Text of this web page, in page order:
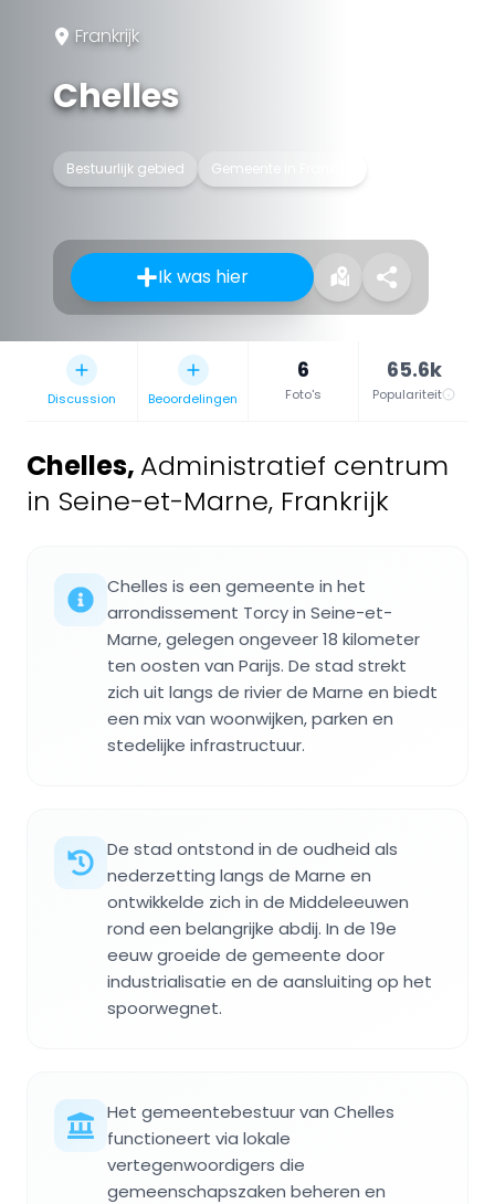
Frankrijk
Chelles
Bestuurlijk gebied Gemeente in Frankrijk
Ik was hier
Discussion Beoordelingen
6
Foto's
65.6k
Populariteit
Chelles, Administratief centrum
in Seine-et-Marne, Frankrijk
Chelles is een gemeente in het
arrondissement Torcy in Seine-et-
Marne, gelegen ongeveer 18 kilometer
ten oosten van Parijs. De stad strekt
zich uit langs de rivier de Marne en biedt
een mix van woonwijken, parken en
stedelijke infrastructuur.
De stad ontstond in de oudheid als
nederzetting langs de Marne en
ontwikkelde zich in de Middeleeuwen
rond een belangrijke abdij. In de 19e
eeuw groeide de gemeente door
industrialisatie en de aansluiting op het
spoorwegnet.
Het gemeentebestuur van Chelles
functioneert via lokale
vertegenwoordigers die
gemeenschapszaken beheren en